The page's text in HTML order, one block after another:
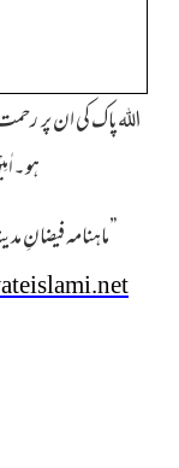
اللہپاک کی ان پر
ہو۔
”ماہنامہ